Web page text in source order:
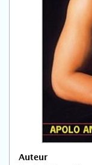
Auteur